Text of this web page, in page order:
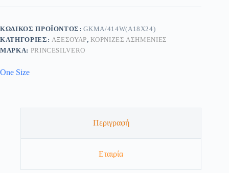
ΚΩΔΙΚΌΣ ΠΡΟΪΌΝΤΟΣ:GKMA/414W(A18X24)
ΚΑΤΗΓΟΡΊΕΣ: ΑΞΕΣΟΥΆΡ,ΚΟΡΝΊΖΕΣ ΑΣΗΜΈΝΙΕΣ
ΜΆΡΚΑ: PRINCESILVERO
One Size
Περιγραφή
Εταιρία